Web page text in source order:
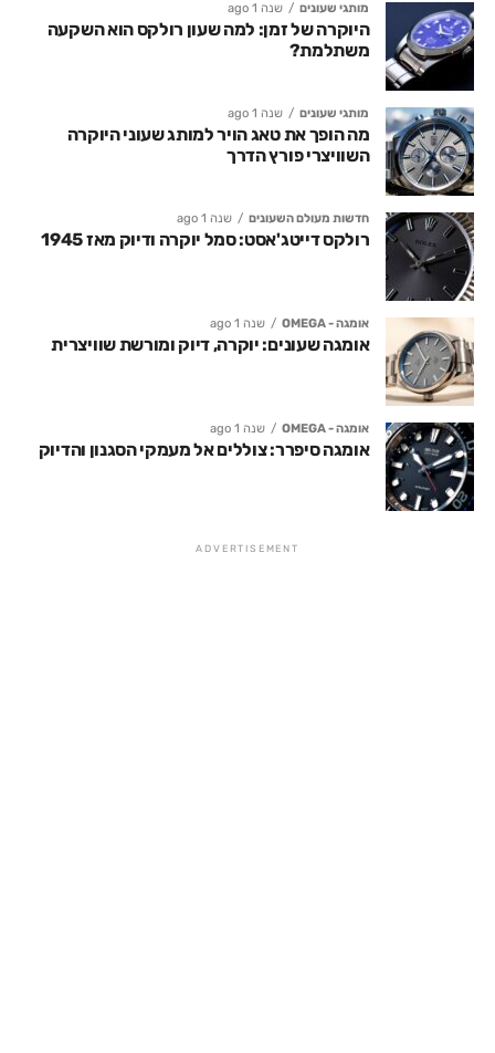
מותגי שעונים שנה 1 ago
היוקרה של זמן: למה שעון רולקס הוא השקעה
משתלמת?
מותגי שעונים שנה 1 ago
מה הופך את טאג הויר למותג שעוני היוקרה
השוויצרי פורץ הדרך
חדשות מעולם השעונים שנה 1 ago
רולקס דייטג'אסט: סמל יוקרה ודיוק מאז 1945
אומגה - OMEGA שנה 1 ago
אומגה שעונים: יוקרה, דיוק ומורשת שוויצרית
אומגה - OMEGA שנה 1 ago
אומגה סיפרר: צוללים אל מעמקי הסגנון והדיוק
ADVERTISEMENT